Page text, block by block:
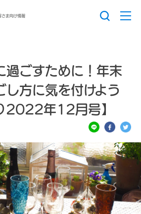
さま向け情報
過ごすために！年末
し方に気を付けよう
2022年12月号】